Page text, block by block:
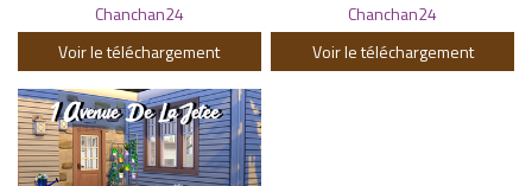
Chanchan24
Voir le téléchargement
Chanchan24
Voir le téléchargement